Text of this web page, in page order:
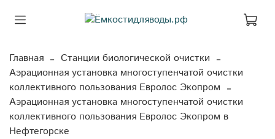
Главная
Станции биологической очистки
Аэрационная установка многоступенчатой очистки
коллективного пользования Евролос Экопром
Аэрационная установка многоступенчатой очистки
коллективного пользования Евролос Экопром в
Нефтегорске